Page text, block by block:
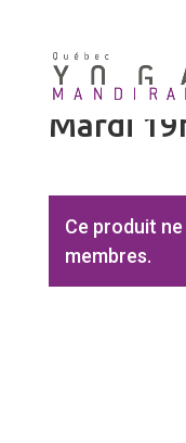
Accueil Produits
Mardi
Ce produit
membres.